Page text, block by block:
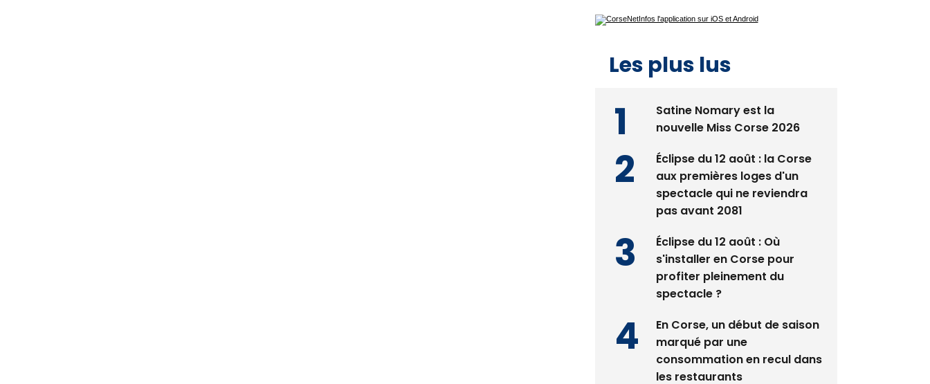
Les plus lus
Satine Nomary est la
Éclipse du 12 août : la Corse
spectacle qui ne reviendra
pas avant 2081
Éclipse du 12 août : Où
profiter pleinement du
spectacle ?
En Corse, un début de saison
consommation en recul dans
les restaurants
La gendarmerie alerte les